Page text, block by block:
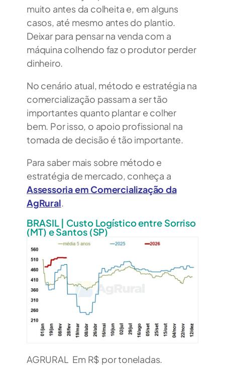
muito antes da colheita e, em alguns
casos, até mesmo antes do plantio.
Deixar para pensar na venda com a
máquina colhendo faz o produtor perder
dinheiro.
No cenário atual, método e estratégia na
comercialização passam a ser tão
importantes quanto plantar e colher
bem. Por isso, o apoio profissional na
tomada de decisão é tão importante.
Para saber mais sobre método e
estratégia de mercado, conheça a
Assessoria em Comercialização da
AgRural.
BRASIL | Custo Logístico entre Sorriso
(MT) e Santos (SP)
AGRURAL Em R$ por toneladas.